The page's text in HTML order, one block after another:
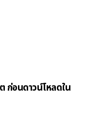
ก่อนดาวน์โหลดใน